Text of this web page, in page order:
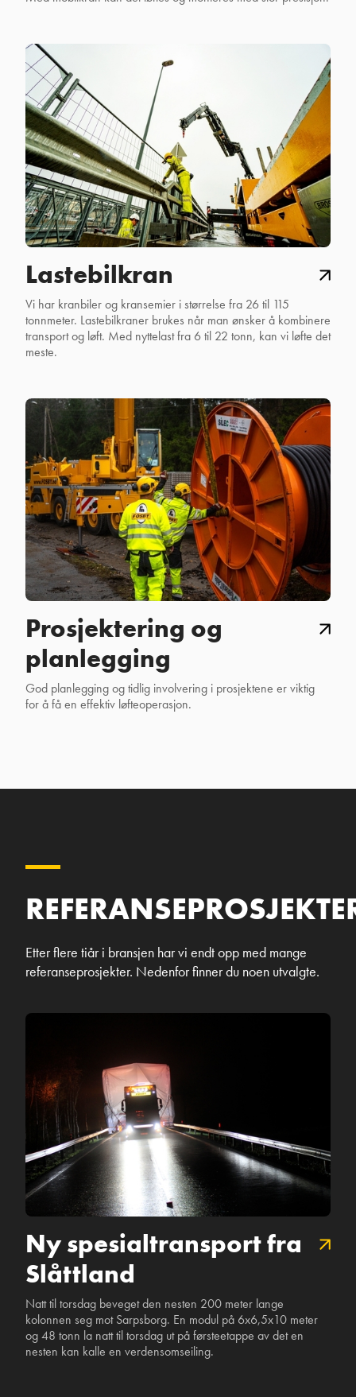
Lastebilkran
Vi har kranbiler og kransemier i størrelse fra 26 til 115
tonnmeter. Lastebilkraner brukes når man ønsker å kombinere
transport og løft. Med nyttelast fra 6 til 22 tonn, kan vi løfte det
meste.
Prosjektering og
planlegging
God planlegging og tidlig involvering i prosjektene er viktig
for å få en effektiv løfteoperasjon.
Etter flere tiår i bransjen har vi endt opp med mange
referanseprosjekter. Nedenfor finner du noen utvalgte.
Kran
Ny spesialtransport fra
Slåttland
Natt til torsdag beveget den nesten 200 meter lange
kolonnen seg mot Sarpsborg. En modul på 6x6,5x10 meter
og 48 tonn la natt til torsdag ut på førsteetappe av det en
nesten kan kalle en verdensomseiling.